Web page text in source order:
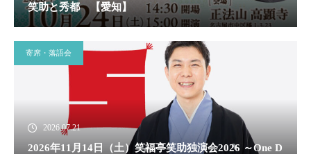
笑助と秀都 【愛知】
寄席・落語会
2026.07.21
2026年11月14日（土）笑福亭笑助独演会2026 ～One D